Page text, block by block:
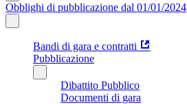
Obblighi di pubblicazione dal 01/01/2024
Bandi di gara e contratti
Pubblicazione
Dibattito Pubblico
Documenti di gara